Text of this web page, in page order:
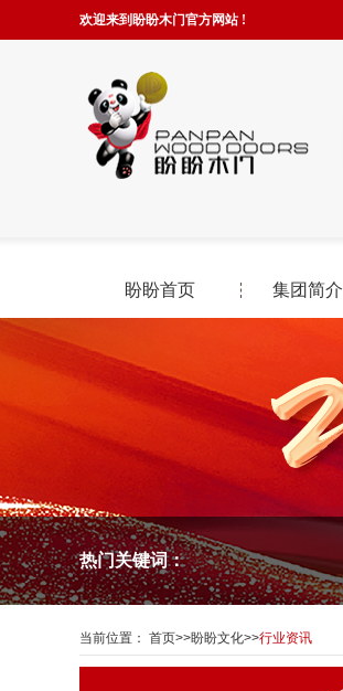
欢迎来到盼盼木门官方网站 !
盼盼首页 集团简介
热门关键词：
当前位置： 首页>>盼盼文化>>行业资讯